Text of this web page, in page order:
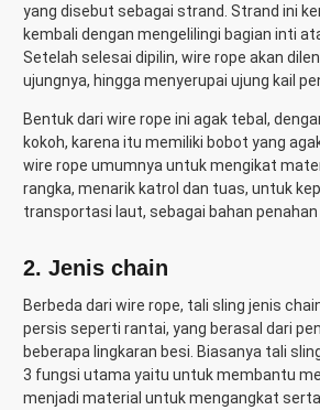
yang disebut sebagai strand. Strand ini
kembali dengan mengelilingi bagian inti
Setelah selesai dipilin, wire rope akan
ujungnya, hingga menyerupai ujung kail
Bentuk dari wire rope ini agak tebal,
kokoh, karena itu memiliki bobot yang
wire rope umumnya untuk mengikat
rangka, menarik katrol dan tuas, untuk
transportasi laut, sebagai bahan penahan
2. Jenis chain
Berbeda dari wire rope, tali sling jenis
persis seperti rantai, yang berasal dari
beberapa lingkaran besi. Biasanya tali
3 fungsi utama yaitu untuk membantu
menjadi material untuk mengangkat